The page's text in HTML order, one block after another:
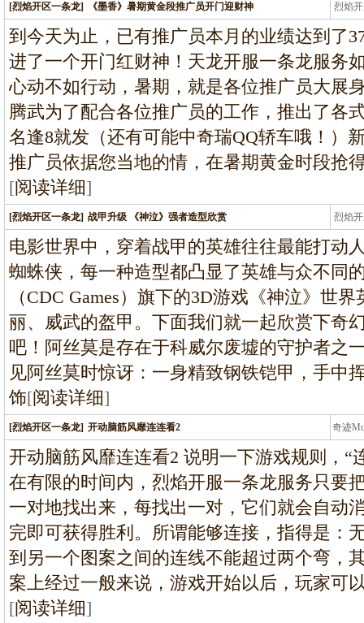
[烈焰开区一条龙] 《墨香》暑期黄金段推广员开门迎财神 烈焰
龙
到今天为止，已有推广员本月的业绩达到了
进了一个开门红财神！天龙开服一条龙服务
心动不如行动，暑期，就是各位推广员大展
腾武为了配合各位推广员的工作，推出了各
名逢8就发（还有可能中奇瑞QQ轿车哦！）
推广员依据您当地的情，在暑期黄金时段抢
[阅读详细]
[烈焰开区一条龙] 战甲升级 《神泣》强者造型欣赏 烈焰
龙
电影世界中，穿着战甲的英雄往往最能打动
蜘蛛侠，每一种造型都凸显了英雄与众不同
（CDC Games）旗下的3D游戏《神泣》世
丽、威武的盔甲。下面我们就一起欣赏下奇
吧！阿丝莫是存在于科威尔废墟的守护者之
见阿丝莫时惊讶：一身精致钢铁铠甲，手中
饰[阅读详细]
[烈焰开区一条龙] 开动脑筋风靡连连看2 奇迹
条
开动脑筋风靡连连看2 说明一下游戏规则，“
在有限的时间内，烈焰开服一条龙服务只要
一对地找出来，每找出一对，它们就会自动
完即可获得胜利。所谓能够连接，指得是：
到另一个图案之间的连线不能超过两个弯，
案上经过一般来说，游戏开始以后，玩家可
[阅读详细]